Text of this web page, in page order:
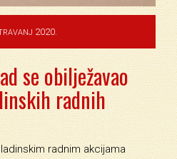
2020.
se obilježavao
radnih
radnim akcijama